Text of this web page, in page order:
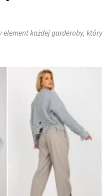
każdej garderoby, który